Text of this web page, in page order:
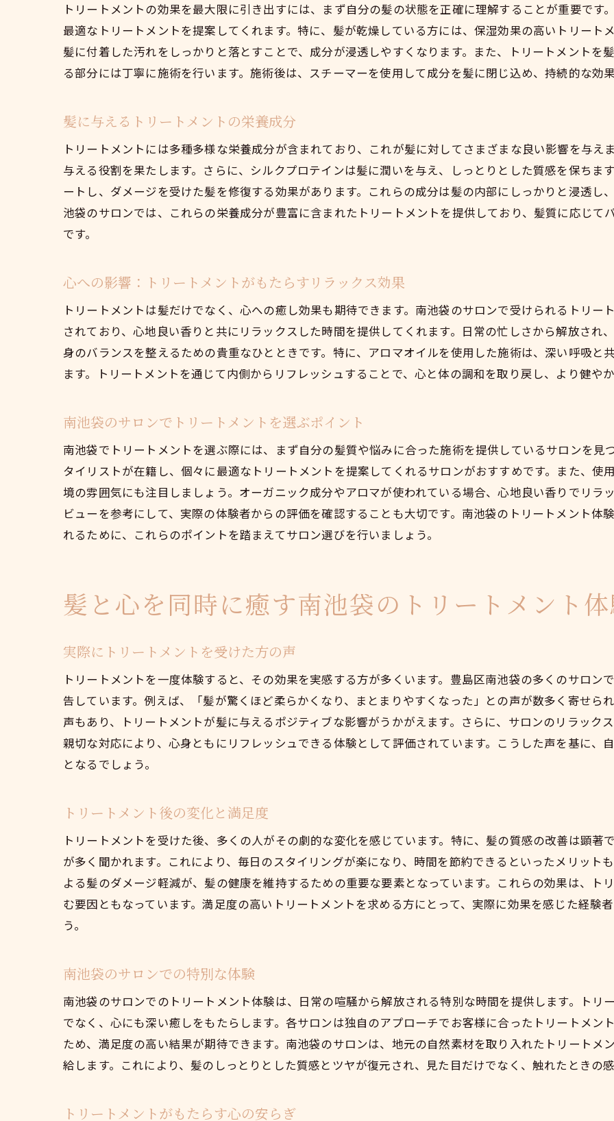
リラクゼーションを重視したサロンの特徴
トリートメントによる心身のリフレッシュ法
高品質ケアで髪に潤いを与える南池袋のサロンの選び方
南池袋で評判の高いサロンの特徴
選び方のポイント：口コミと実績
サロン選びで確認すべきサービス内容
髪に優しいサロンの見極め方
南池袋で体験する新しい髪のスタイル
トリートメントを通じた自己発見のプロセス
髪の美しさを際立たせる最新技術
南池袋で人気のビューティートレンド
トリートメントにより引き出される自信
心の癒しをもたらすトリートメントの秘密
南池袋のサロンが提供する癒しの空間
トリートメントが心に与えるリラクゼーション効果
髪の健康がもたらす心の安定
ストレスから解放されるトリートメントの魅力
トリートメントの効果を最大限に引き出すには、まず自分の髪の状態を正確に理解することが重要で
最適なトリートメントを提案してくれます。特に、髪が乾燥している方には、保湿効果の高いトリート
髪に付着した汚れをしっかりと落とすことで、成分が浸透しやすくなります。また、トリートメントを
る部分には丁寧に施術を行います。施術後は、スチーマーを使用して成分を髪に閉じ込め、持続的な効
髪に与えるトリートメントの栄養成分
トリートメントには多種多様な栄養成分が含まれており、これが髪に対してさまざまな良い影響を与え
与える役割を果たします。さらに、シルクプロテインは髪に潤いを与え、しっとりとした質感を保ちま
ートし、ダメージを受けた髪を修復する効果があります。これらの成分は髪の内部にしっかりと浸透し
池袋のサロンでは、これらの栄養成分が豊富に含まれたトリートメントを提供しており、髪質に応じて
です。
心への影響：トリートメントがもたらすリラックス効果
トリートメントは髪だけでなく、心への癒し効果も期待できます。南池袋のサロンで受けられるトリ
されており、心地良い香りと共にリラックスした時間を提供してくれます。日常の忙しさから解放され
身のバランスを整えるための貴重なひとときです。特に、アロマオイルを使用した施術は、深い呼吸と
ます。トリートメントを通じて内側からリフレッシュすることで、心と体の調和を取り戻し、より健や
南池袋のサロンでトリートメントを選ぶポイント
南池袋でトリートメントを選ぶ際には、まず自分の髪質や悩みに合った施術を提供しているサロンを見
タイリストが在籍し、個々に最適なトリートメントを提案してくれるサロンがおすすめです。また、使
境の雰囲気にも注目しましょう。オーガニック成分やアロマが使われている場合、心地良い香りでリラ
ビューを参考にして、実際の体験者からの評価を確認することも大切です。南池袋のトリートメント体
れるために、これらのポイントを踏まえてサロン選びを行いましょう。
髪と心を同時に癒す南池袋のトリートメント
実際にトリートメントを受けた方の声
トリートメントを一度体験すると、その効果を実感する方が多くいます。豊島区南池袋の多くのサロン
告しています。例えば、「髪が驚くほど柔らかくなり、まとまりやすくなった」との声が数多く寄せら
声もあり、トリートメントが髪に与えるポジティブな影響がうかがえます。さらに、サロンのリラック
親切な対応により、心身ともにリフレッシュできる体験として評価されています。こうした声を基に、
となるでしょう。
トリートメント後の変化と満足度
トリートメントを受けた後、多くの人がその劇的な変化を感じています。特に、髪の質感の改善は顕著
が多く聞かれます。これにより、毎日のスタイリングが楽になり、時間を節約できるといったメリット
よる髪のダメージ軽減が、髪の健康を維持するための重要な要素となっています。これらの効果は、ト
む要因ともなっています。満足度の高いトリートメントを求める方にとって、実際に効果を感じた経験
う。
南池袋のサロンでの特別な体験
南池袋のサロンでのトリートメント体験は、日常の喧騒から解放される特別な時間を提供します。トリ
でなく、心にも深い癒しをもたらします。各サロンは独自のアプローチでお客様に合ったトリートメン
ため、満足度の高い結果が期待できます。南池袋のサロンは、地元の自然素材を取り入れたトリートメ
給します。これにより、髪のしっとりとした質感とツヤが復元され、見た目だけでなく、触れたときの
トリートメントがもたらす心の安らぎ